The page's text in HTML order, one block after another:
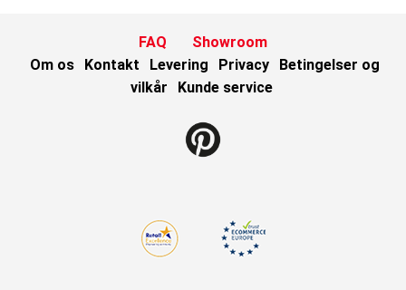
FAQ
Showroom
Om os
Kontakt Levering Privacy
Betingelser og
vilkår
Kunde service